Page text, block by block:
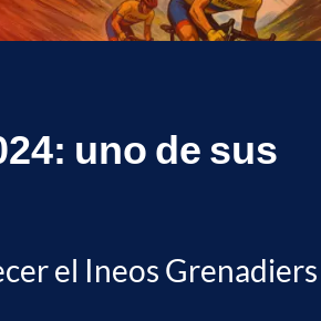
uno de sus
el Ineos